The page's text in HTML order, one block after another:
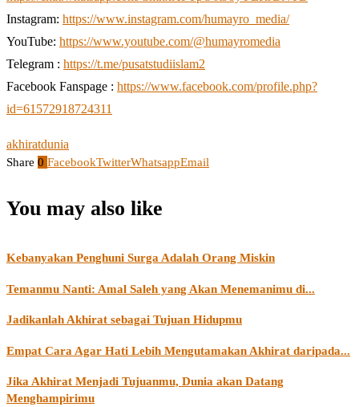
Instagram: https://www.instagram.com/humayro_media/
YouTube: https://www.youtube.com/@humayromedia
Telegram : https://t.me/pusatstudiislam2
Facebook Fanspage : https://www.facebook.com/profile.php?
id=61572918724311
akhiratdunia
Share 0 FacebookTwitterWhatsappEmail
You may also like
Kebanyakan Penghuni Surga Adalah Orang Miskin
Temanmu Nanti: Amal Saleh yang Akan Menemanimu di...
Jadikanlah Akhirat sebagai Tujuan Hidupmu
Empat Cara Agar Hati Lebih Mengutamakan Akhirat daripada...
Jika Akhirat Menjadi Tujuanmu, Dunia akan Datang
Menghampirimu